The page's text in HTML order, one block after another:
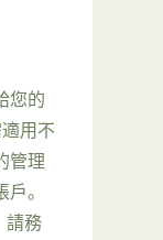
您的
用不
管理
。
請務